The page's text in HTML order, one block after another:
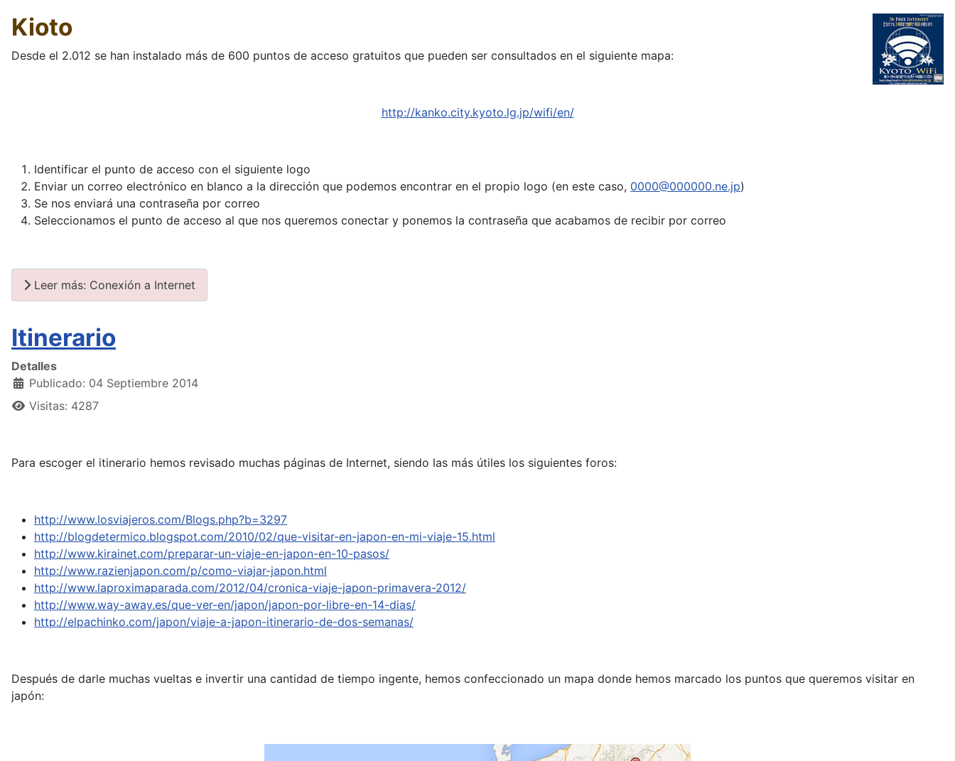
Kioto
Desde el 2.012 se han instalado más de 600 puntos de acceso gratuitos que pueden ser consultados en el siguiente mapa:
http://kanko.city.kyoto.lg.jp/wifi/en/
Identificar el punto de acceso con el siguiente logo
Enviar un correo electrónico en blanco a la dirección que podemos encontrar en el propio logo (en este caso, 0000@000000.ne.jp)
Se nos enviará una contraseña por correo
Seleccionamos el punto de acceso al que nos queremos conectar y ponemos la contraseña que acabamos de recibir por correo
Leer más: Conexión a Internet
Itinerario
Detalles
Publicado: 04 Septiembre 2014
Visitas: 4287
Para escoger el itinerario hemos revisado muchas páginas de Internet, siendo las más útiles los siguientes foros:
http://www.losviajeros.com/Blogs.php?b=3297
http://blogdetermico.blogspot.com/2010/02/que-visitar-en-japon-en-mi-viaje-15.html
http://www.kirainet.com/preparar-un-viaje-en-japon-en-10-pasos/
http://www.razienjapon.com/p/como-viajar-japon.html
http://www.laproximaparada.com/2012/04/cronica-viaje-japon-primavera-2012/
http://www.way-away.es/que-ver-en/japon/japon-por-libre-en-14-dias/
http://elpachinko.com/japon/viaje-a-japon-itinerario-de-dos-semanas/
Después de darle muchas vueltas e invertir una cantidad de tiempo ingente, hemos confeccionado un mapa donde hemos marcado los puntos que queremos visitar en
japón: